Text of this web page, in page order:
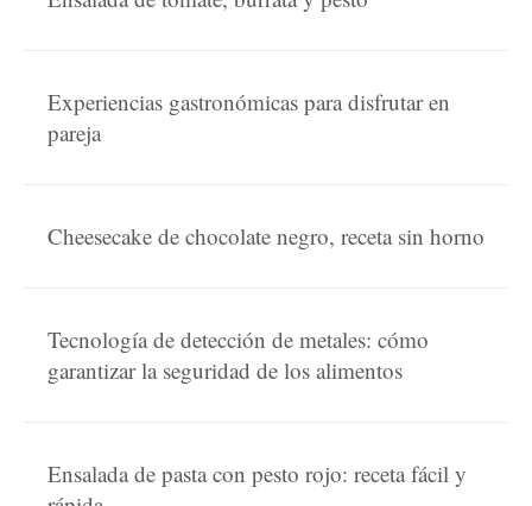
Experiencias gastronómicas para disfrutar en
pareja
Cheesecake de chocolate negro, receta sin horno
Tecnología de detección de metales: cómo
garantizar la seguridad de los alimentos
Ensalada de pasta con pesto rojo: receta fácil y